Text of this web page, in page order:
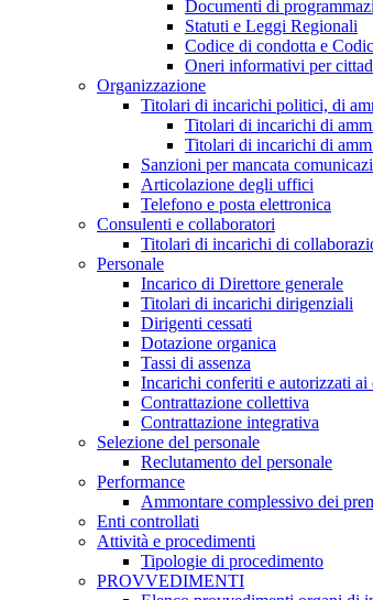
Documenti di
Statuti e Leggi Regionali
Codice di condotta e
Oneri informativi per
Organizzazione
Titolari di incarichi politici, di
Titolari di incarichi di
Titolari di incarichi di
Sanzioni per mancata
Articolazione degli uffici
Telefono e posta elettronica
Consulenti e collaboratori
Titolari di incarichi di
Personale
Incarico di Direttore generale
Titolari di incarichi dirigenziali
Dirigenti cessati
Dotazione organica
Tassi di assenza
Incarichi conferiti e autorizzati
Contrattazione collettiva
Contrattazione integrativa
Selezione del personale
Reclutamento del personale
Performance
Ammontare complessivo dei
Enti controllati
Attività e procedimenti
Tipologie di procedimento
PROVVEDIMENTI